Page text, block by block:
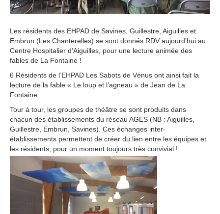
Les résidents des EHPAD de Savines, Guillestre, Aiguilles et
Embrun (Les Chanterelles) se sont donnés RDV aujourd’hui au
Centre Hospitalier d’Aiguilles, pour une lecture animée des
fables de La Fontaine !
6 Résidents de l’EHPAD Les Sabots de Vénus ont ainsi fait la
lecture de la fable « Le loup et l’agneau » de Jean de La
Fontaine.
Tour à tour, les groupes de théâtre se sont produits dans
chacun des établissements du réseau AGES (NB : Aiguilles,
Guillestre, Embrun, Savines). Ces échanges inter-
établissements permettent de créer du lien entre les équipes et
les résidents, pour un moment toujours très convivial !